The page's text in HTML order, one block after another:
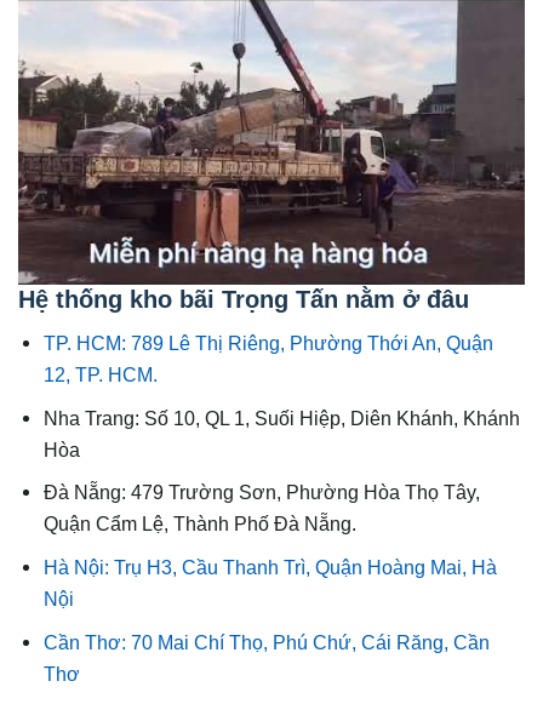
Hệ thống kho bãi Trọng Tấn nằm ở đâu
TP. HCM: 789 Lê Thị Riêng, Phường Thới An, Quận
12, TP. HCM.
Nha Trang: Số 10, QL 1, Suối Hiệp, Diên Khánh, Khánh
Hòa
Đà Nẵng: 479 Trường Sơn, Phường Hòa Thọ Tây,
Quận Cẩm Lệ, Thành Phố Đà Nẵng.
Hà Nội: Trụ H3, Cầu Thanh Trì, Quận Hoàng Mai, Hà
Nội
Cần Thơ: 70 Mai Chí Thọ, Phú Chứ, Cái Răng, Cần
Thơ